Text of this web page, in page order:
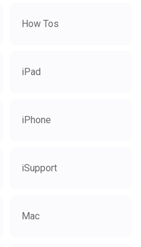
How Tos
iPad
iPhone
iSupport
Mac